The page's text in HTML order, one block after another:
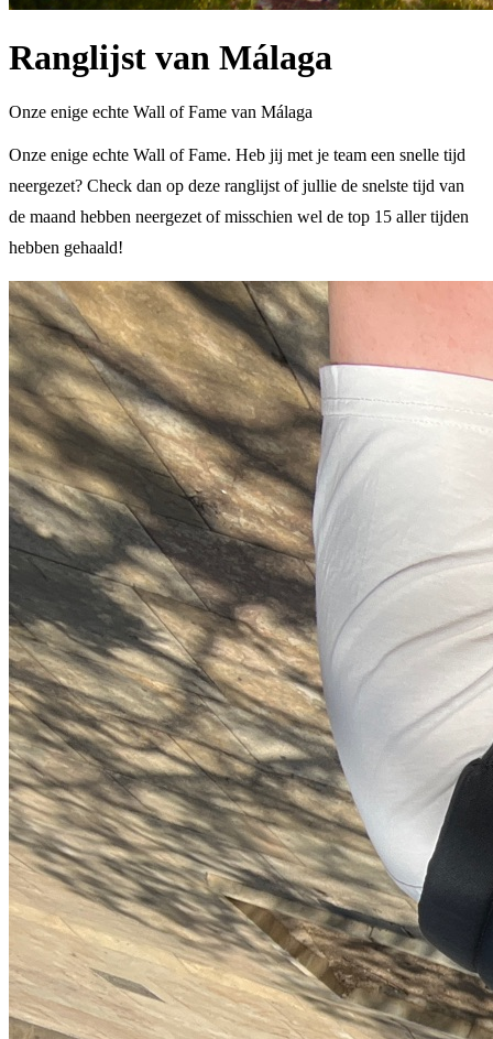
Ranglijst van Málaga
Onze enige echte Wall of Fame van Málaga
Onze enige echte Wall of Fame. Heb jij met je team een snelle tijd
neergezet? Check dan op deze ranglijst of jullie de snelste tijd van
de maand hebben neergezet of misschien wel de top 15 aller tijden
hebben gehaald!